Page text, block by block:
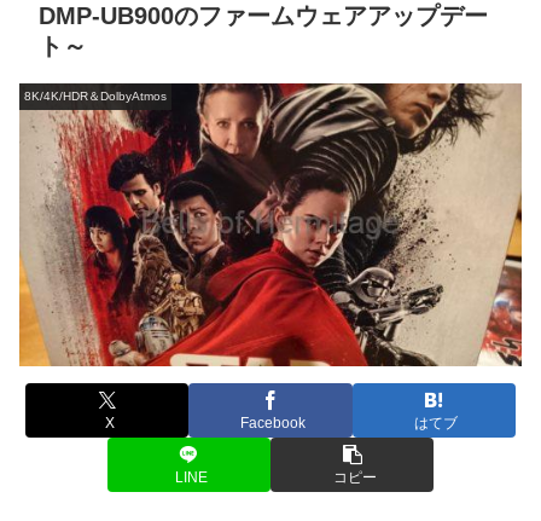
DMP-UB900のファームウェアアップデー
ト～
8K/4K/HDR＆DolbyAtmos
X Facebook はてブ
LINE コピー